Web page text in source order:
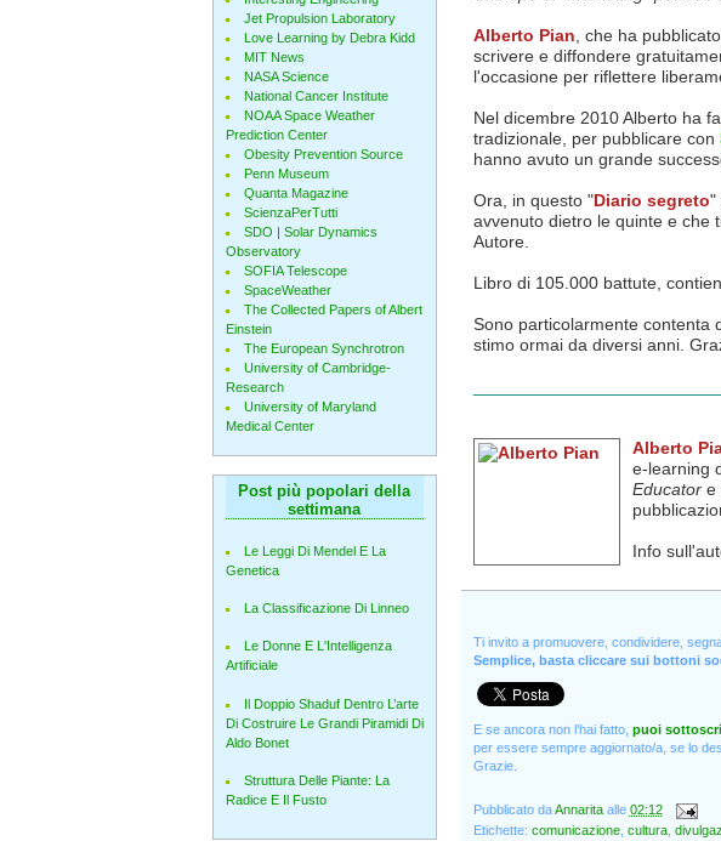
Alberto Pian , che ha
scrivere e diffondere
l'occasione per riflettere
Nel dicembre 2010 Alberto ha
tradizionale, per pubblicare con
hanno avuto un grande
Ora, in questo "Diario segreto"
avvenuto dietro le quinte e che
Autore.
Libro di 105.000 battute,
Sono particolarmente contenta
stimo ormai da diversi anni.
Alberto
e-learning
Educatore
Info
Ti invito a promuovere, condividere,
Semplice, basta cliccare sui bottoni
E se ancora non l'hai fatto, puoi
per essere sempre aggiornato/a, se lo
Grazie.
Pubblicato daAnnarita alle 02:12
Etichette: comunicazione, cultura,
Jet Propulsion Laboratory
Love Learning by Debra Kidd
MIT News
NASA Science
National Cancer Institute
NOAA Space Weather
Prediction Center
Obesity Prevention Source
Penn Museum
Quanta Magazine
ScienzaPerTutti
SDO | Solar Dynamics
Observatory
SOFIA Telescope
SpaceWeather
The Collected Papers of Albert
Einstein
The European Synchrotron
University of Cambridge-
Research
University of Maryland
Medical Center
Post più popolari della
settimana
Le Leggi Di Mendel E La
Genetica
La Classificazione Di Linneo
Le Donne E L'Intelligenza
Artificiale
Il Doppio Shaduf Dentro L’arte
Di Costruire Le Grandi Piramidi Di
Aldo Bonet
Struttura Delle Piante: La
Radice E Il Fusto